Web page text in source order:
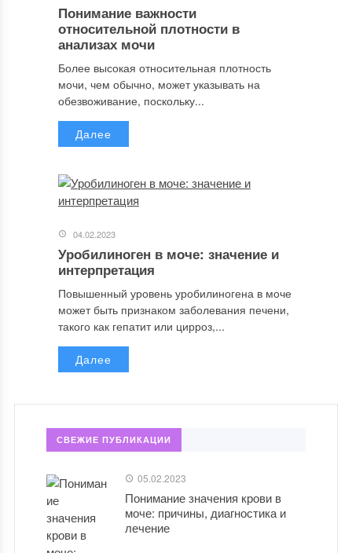
Понимание важности
относительной плотности в
анализах мочи
Более высокая относительная плотность
мочи, чем обычно, может указывать на
обезвоживание, поскольку...
Далее
04.02.2023
Уробилиноген в моче: значение и
интерпретация
Повышенный уровень уробилиногена в моче
может быть признаком заболевания печени,
такого как гепатит или цирроз,...
Далее
СВЕЖИЕ ПУБЛИКАЦИИ
05.02.2023
Понимание значения крови в
моче: причины, диагностика и
лечение